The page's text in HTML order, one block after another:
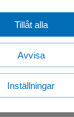
Avvisa
Tillåt alla
Inställningar